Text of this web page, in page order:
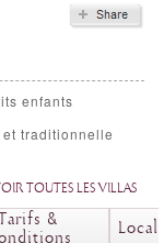
enfants
traditionnelle
TOUTES LES VILLAS
&